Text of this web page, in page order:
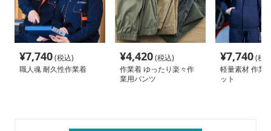
¥7,740(税込)
職人魂 耐久性作業着
¥4,420(税込)
作業着 ゆったり楽々作
業用パンツ
¥7,740(税
軽量素材 作業
ット